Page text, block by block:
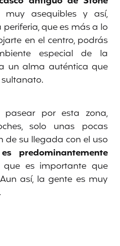
muy asequibles y así,
que es más a lo
en el centro, podrás
especial de la
un alma auténtica que
por esta zona,
solo unas pocas
de su llegada con el uso
predominantemente
es importante que
así, la gente es muy